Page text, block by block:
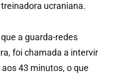
ucraniana.
a guarda-redes
foi chamada a intervir
43 minutos, o que